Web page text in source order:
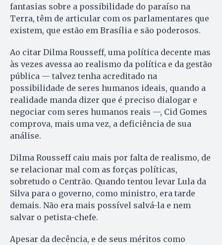
fantasias sobre a possibilidade do paraíso na
Terra, têm de articular com os parlamentares que
existem, que estão em Brasília e são poderosos.
Ao citar Dilma Rousseff, uma política decente mas
às vezes avessa ao realismo da política e da gestão
pública — talvez tenha acreditado na
possibilidade de seres humanos ideais, quando a
realidade manda dizer que é preciso dialogar e
negociar com seres humanos reais —, Cid Gomes
comprova, mais uma vez, a deficiência de sua
análise.
Dilma Rousseff caiu mais por falta de realismo, de
se relacionar mal com as forças políticas,
sobretudo o Centrão. Quando tentou levar Lula da
Silva para o governo, como ministro, era tarde
demais. Não era mais possível salvá-la e nem
salvar o petista-chefe.
Apesar da decência, e de seus méritos como